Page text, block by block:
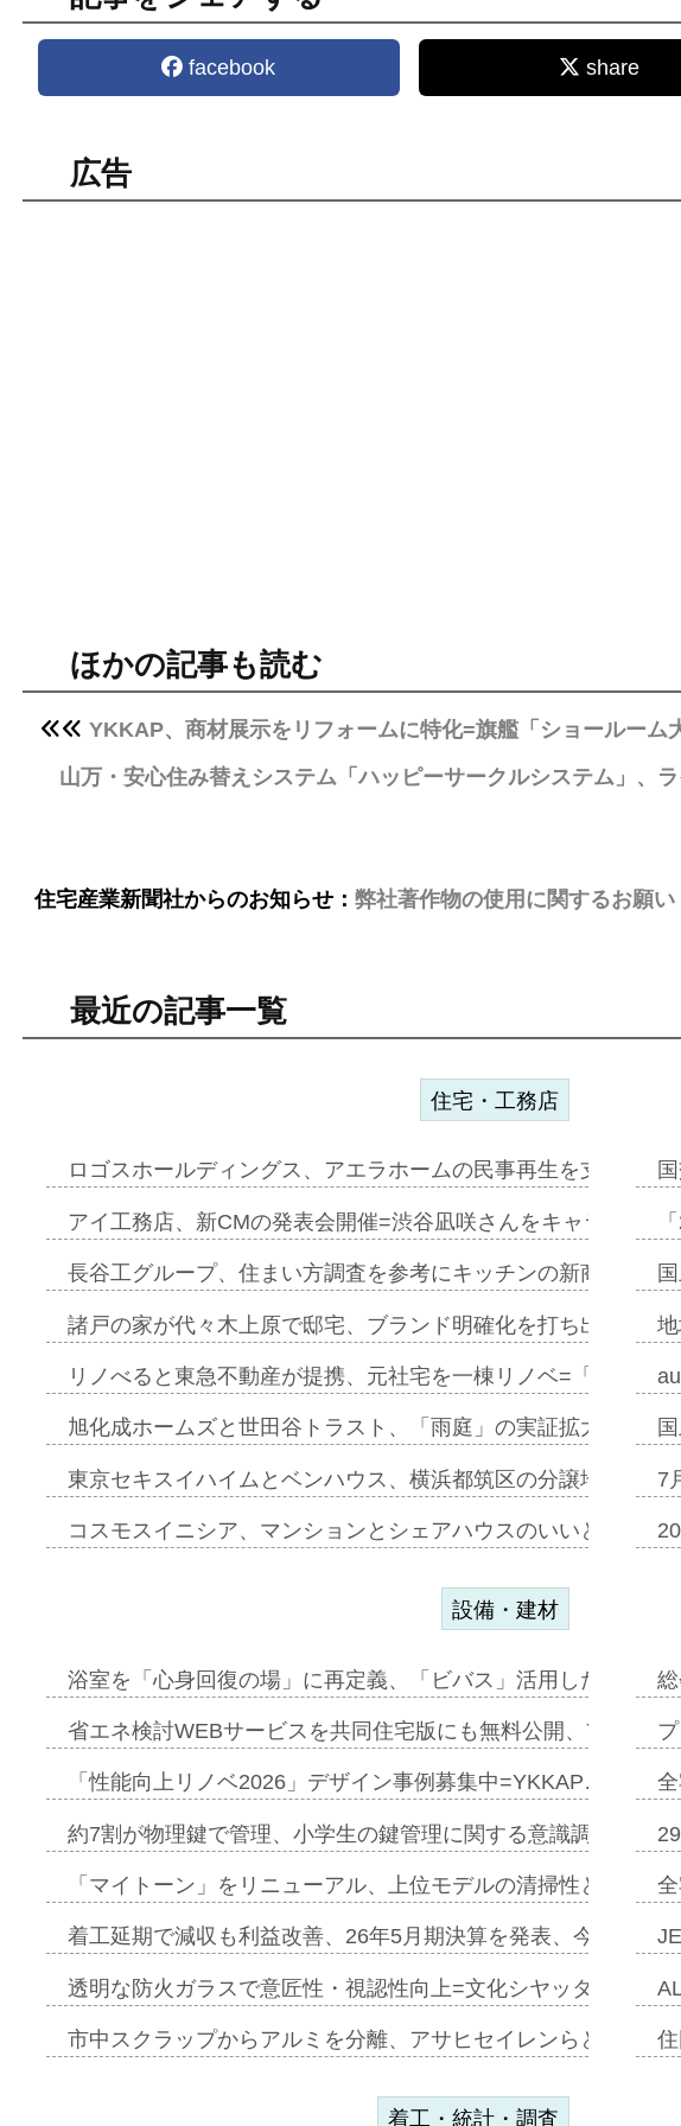
facebook share
広告
ほかの記事も読む
YKKAP、商材展示をリフォームに特化=旗艦「ショールーム
山万・安心住み替えシステム「ハッピーサークルシステム」、
住宅産業新聞社からのお知らせ： 弊社著作物の使用に関するお願い
最近の記事一覧
住宅・工務店
ロゴスホールディングス、アエラホームの民事再生を支援=ス
アイ工務店、新CMの発表会開催=渋谷凪咲さんをキャラクタ
長谷工グループ、住まい方調査を参考にキッチンの新商品=「
諸戸の家が代々木上原で邸宅、ブランド明確化を打ち出す=年
リノべると東急不動産が提携、元社宅を一棟リノベ=「職住遊
旭化成ホームズと世田谷トラスト、「雨庭」の実証拡大へ=ガ
東京セキスイハイムとベンハウス、横浜都筑区の分譲地開発で
コスモスイニシア、マンションとシェアハウスのいいとこどり
7
設備・建材
浴室を「心身回復の場」に再定義、「ビバス」活用した新入浴
省エネ検討WEBサービスを共同住宅版にも無料公開、YKKAP
「性能向上リノベ2026」デザイン事例募集中=YKKAP…
約7割が物理鍵で管理、小学生の鍵管理に関する意識調査
「マイトーン」をリニューアル、上位モデルの清掃性と安全
着工延期で減収も利益改善、26年5月期決算を発表、今期は増
透明な防火ガラスで意匠性・視認性向上=文化シヤッター…
市中スクラップからアルミを分離、アサヒセイレンらと協働開
着工・統計・調査